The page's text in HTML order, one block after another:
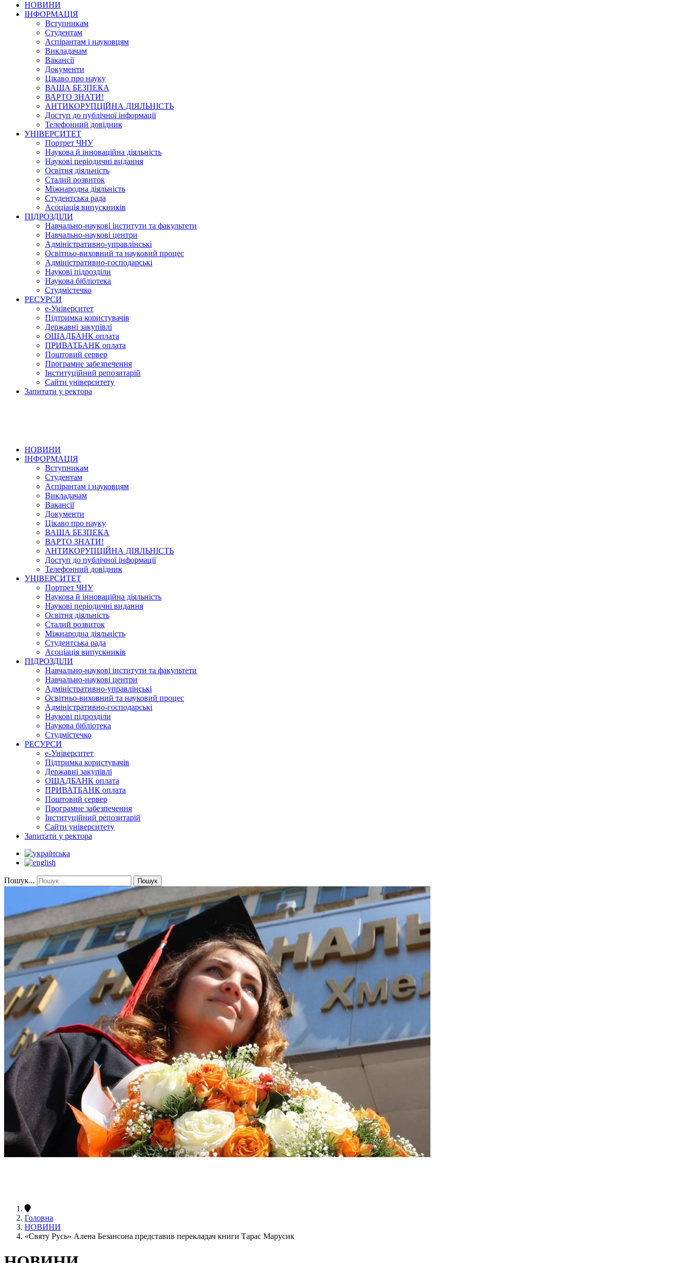
НОВИНИ
ІНФОРМАЦІЯ
Вступникам
Студентам
Аспірантам і науковцям
Викладачам
Вакансії
Документи
Цікаво про науку
ВАША БЕЗПЕКА
ВАРТО ЗНАТИ!
АНТИКОРУПЦІЙНА ДІЯЛЬНІСТЬ
Доступ до публічної інформації
Телефонний довідник
УНІВЕРСИТЕТ
Портрет ЧНУ
Наукова й інноваційна діяльність
Наукові періодичні видання
Освітня діяльність
Сталий розвиток
Міжнародна діяльність
Студентська рада
Асоціація випускників
ПІДРОЗДІЛИ
Навчально-наукові інститути та факультети
Навчально-наукові центри
Адміністративно-управлінські
Освітньо-виховний та науковий процес
Адміністративно-господарські
Наукові підрозділи
Наукова бібліотека
Студмістечко
РЕСУРСИ
е-Університет
Підтримка користувачів
Державні закупівлі
ОЩАДБАНК оплата
ПРИВАТБАНК оплата
Поштовий сервер
Програмне забезпечення
Інституційний репозитарій
Сайти університету
Запитати у ректора
НОВИНИ
ІНФОРМАЦІЯ
Вступникам
Студентам
Аспірантам і науковцям
Викладачам
Вакансії
Документи
Цікаво про науку
ВАША БЕЗПЕКА
ВАРТО ЗНАТИ!
АНТИКОРУПЦІЙНА ДІЯЛЬНІСТЬ
Доступ до публічної інформації
Телефонний довідник
УНІВЕРСИТЕТ
Портрет ЧНУ
Наукова й інноваційна діяльність
Наукові періодичні видання
Освітня діяльність
Сталий розвиток
Міжнародна діяльність
Студентська рада
Асоціація випускників
ПІДРОЗДІЛИ
Навчально-наукові інститути та факультети
Навчально-наукові центри
Адміністративно-управлінські
Освітньо-виховний та науковий процес
Адміністративно-господарські
Наукові підрозділи
Наукова бібліотека
Студмістечко
РЕСУРСИ
е-Університет
Підтримка користувачів
Державні закупівлі
ОЩАДБАНК оплата
ПРИВАТБАНК оплата
Поштовий сервер
Програмне забезпечення
Інституційний репозитарій
Сайти університету
Запитати у ректора
Пошук... Пошук
Головна
НОВИНИ
«Святу Русь» Алена Безансона представив перекладач книги Тарас Марусик